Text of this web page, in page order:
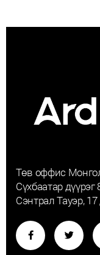
Төв оффис
Сүхбаатар
Сэнтрал Тауэр,